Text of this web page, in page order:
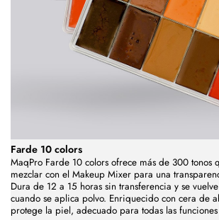
Farde 10 colors
MaqPro Farde 10 colors ofrece más de 300 tonos
mezclar con el Makeup Mixer para una
Dura de 12 a 15 horas sin transferencia y se
cuando se aplica polvo. Enriquecido con cera de
protege la piel, adecuado para todas las